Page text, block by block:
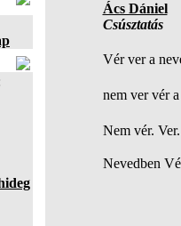
Ács Dániel
Csúsztatás
Vér ver a
nem ver vér
Nem vér.
Nevedben